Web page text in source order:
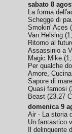
sabato 8
La forma
Schegge di
Smokin' Aces (
Van Helsing (
Ritorno al
Assassinio a
Magic Mike (
Per qualche
Amore,
Sapore di mare
Quasi famosi (
Beast (23,27
domenica 9
Air - La storia
Un fantastico
Il delinquente